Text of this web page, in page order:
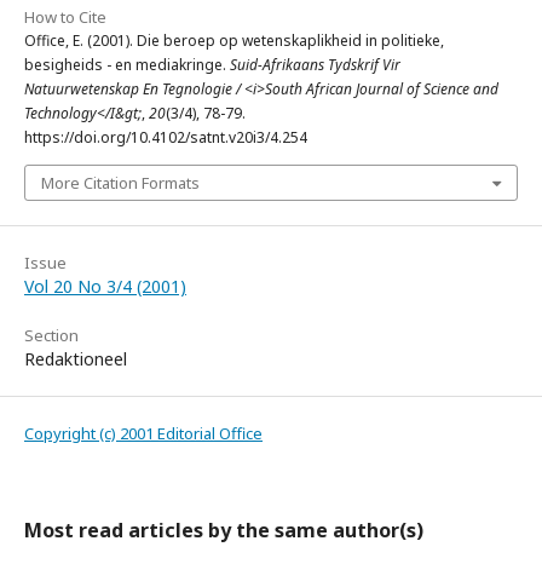
How to Cite
Office, E. (2001). Die beroep op wetenskaplikheid in politieke,
besigheids - en mediakringe. Suid-Afrikaans Tydskrif Vir
Natuurwetenskap En Tegnologie / <i>South African Journal of Science and
Technology</I&gt;,20(3/4), 78-79.
https://doi.org/10.4102/satnt.v20i3/4.254
More Citation Formats
Issue
Vol 20 No 3/4 (2001)
Section
Redaktioneel
Copyright (c) 2001 Editorial Office
Most read articles by the same author(s)